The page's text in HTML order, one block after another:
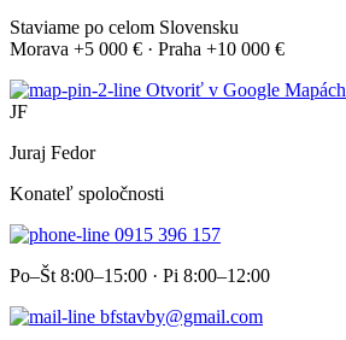
Staviame po celom Slovensku
Morava +5 000 € · Praha +10 000 €
Otvoriť v Google Mapách
JF
Juraj Fedor
Konateľ spoločnosti
0915 396 157
Po–Št 8:00–15:00 · Pi 8:00–12:00
bfstavby@gmail.com